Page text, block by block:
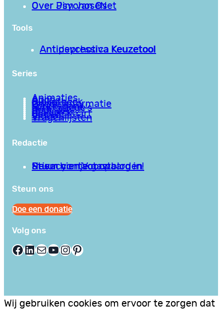
Over PsychoseNet
Over Jim van Os
Tools
Antipsychotica Keuzetool
Antidepressiva Keuzetool
Series
Animaties
Apps
Bibliotheek
Goede informatie
Kennisbank
Mini college’s
Podcasts
Reviews
Sociale Kaart
Video’s
Vragenlijsten
Redactie
Privacy en Voorwaarden
Stuur hier je gastblog in!
Neem contact op
Steun ons
Doe een donatie
Volg ons
Facebook LinkedIn E-mail YouTube InstagramPinterest
Wij gebruiken cookies om ervoor te zorgen dat